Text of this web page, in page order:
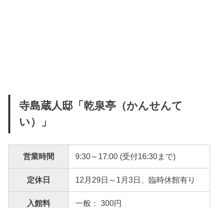
寺島蔵人邸「乾泉亭（かんせんて
い）」
営業時間 9:30～17:00 (受付16:30まで)
定休日 12月29日～1月3日、臨時休館有り
入館料 一般： 300円